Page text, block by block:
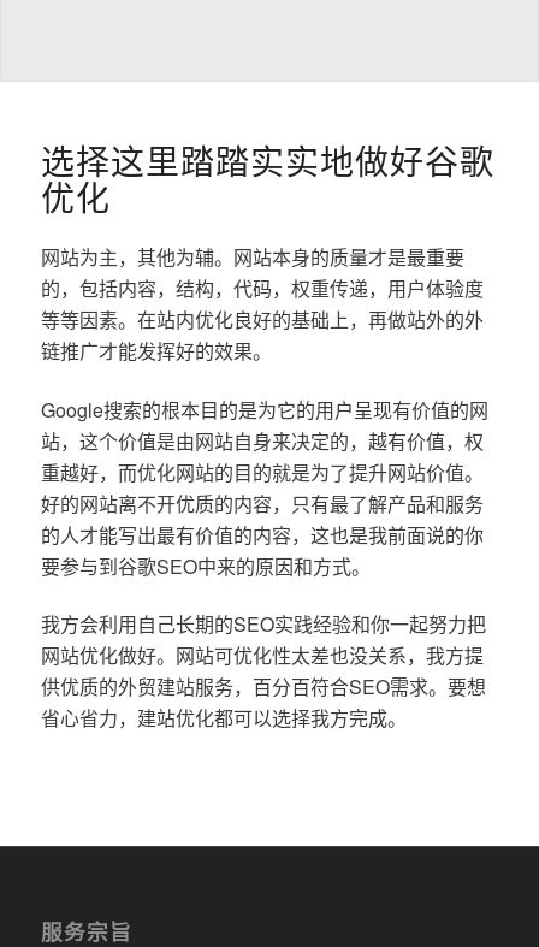
选择这里踏踏实实地做好谷歌
优化
网站为主，其他为辅。网站本身的质量才是最重要
的，包括内容，结构，代码，权重传递，用户体验度
等等因素。在站内优化良好的基础上，再做站外的外
链推广才能发挥好的效果。
Google搜索的根本目的是为它的用户呈现有价值的网
站，这个价值是由网站自身来决定的，越有价值，权
重越好，而优化网站的目的就是为了提升网站价值。
好的网站离不开优质的内容，只有最了解产品和服务
的人才能写出最有价值的内容，这也是我前面说的你
要参与到谷歌SEO中来的原因和方式。
我方会利用自己长期的SEO实践经验和你一起努力把
网站优化做好。网站可优化性太差也没关系，我方提
供优质的外贸建站服务，百分百符合SEO需求。要想
省心省力，建站优化都可以选择我方完成。
服务宗旨